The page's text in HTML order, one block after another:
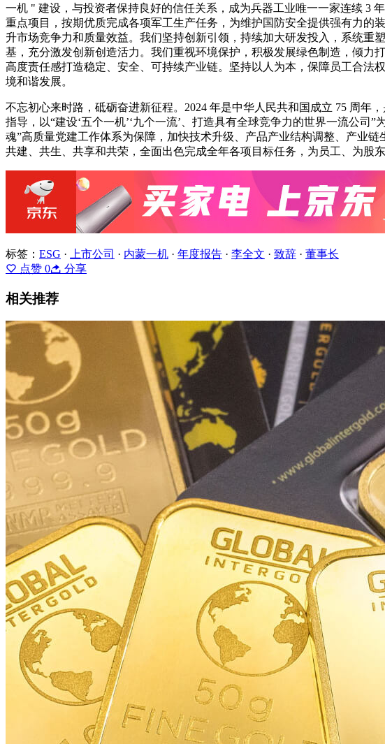
一机 " 建设，与投资者保持良好的信任关系，成为兵器工业唯一一家连续 3
重点项目，按期优质完成各项军工生产任务，为维护国防安全提供强有力
升市场竞争力和质量效益。我们坚持创新引领，持续加大研发投入，系统
基，充分激发创新创造活力。我们重视环境保护，积极发展绿色制造，倾力
高度责任感打造稳定、安全、可持续产业链。坚持以人为本，保障员工合
境和谐发展。
不忘初心来时路，砥砺奋进新征程。2024 年是中华人民共和国成立 75 周年
指导，以“建设‘五个一机’‘九个一流’、打造具有全球竞争力的世界一流公
魂”高质量党建工作体系为保障，加快技术升级、产品产业结构调整、产业
共建、共生、共享和共荣，全面出色完成全年各项目标任务，为员工、为股
标签： ESG · 上市公司 · 内蒙一机 · 年度报告 · 李全文 · 致辞 · 董事长
点赞 0 分享
相关推荐